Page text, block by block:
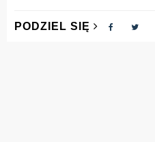
PODZIEL SIĘ